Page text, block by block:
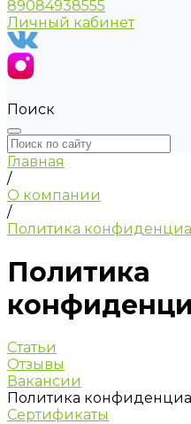
89084938555
Личный кабинет
Поиск
Главная
/
О компании
/
Политика
Политика
Статьи
Отзывы
Вакансии
Политика
Сертификаты